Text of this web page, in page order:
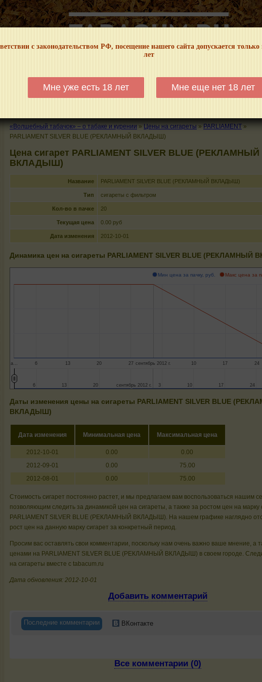
с законодательством РФ, посещение нашего сайта допускается
лет
Мне уже есть 18 лет Мне еще нет 18 лет
– ИНФОРМАЦИОННЫЙ! МЫ НЕ ЗАНИМАЕМСЯ ПРОДАЖЕЙ И РЕКЛАМОЙ
КАЛЬЯНЫ ТРУБКИ ГДЕ КУПИТЬ ГДЕ ПОКУРИТЬ КУРЕНИЕ И
«Волшебный табачок» – о табаке и курении » Цены на сигареты » PARLIAMENT »
PARLIAMENT SILVER BLUE (РЕКЛАМНЫЙ ВКЛАДЫШ)
Цена сигарет PARLIAMENT SILVER BLUE (РЕКЛАМНЫЙ
ВКЛАДЫШ)
Название PARLIAMENT SILVER BLUE (РЕКЛАМНЫЙ ВКЛАДЫШ)
Тип сигареты с фильтром
Кол-во в пачке 20
Текущая цена 0.00 руб
Дата изменения 2012-10-01
Динамика цен на сигареты PARLIAMENT SILVER BLUE
Мин цена за пачку, руб. Макс цена за
а… сентябрь 2012 г.
6 13 20 27 10 17 24
сентябрь 2012 г.
сентябрь 2012 г.
6
6 13
13 20
20 33 10
10 17
17 24
24
Даты изменения цены на сигареты PARLIAMENT SILVER BLUE
ВКЛАДЫШ)
Дата изменения Минимальная цена Максимальная цена
2012-10-01 0.00
0.00
2012-09-01
0.00
75.00
2012-08-01
0.00 75.00
Стоимость сигарет постоянно растет, и мы предлагаем вам воспользоваться нашим
позволяющим следить за динамикой цен на сигареты, а также за ростом цен на марку
PARLIAMENT SILVER BLUE (РЕКЛАМНЫЙ ВКЛАДЫШ). На нашем графике наглядно
рост цен на данную марку сигарет за конкретный период.
Просим вас оставлять свои комментарии, поскольку нам очень важно ваше мнение, а
ценами на PARLIAMENT SILVER BLUE (РЕКЛАМНЫЙ ВКЛАДЫШ) в своем городе.
на сигареты вместе с tabacum.ru
Дата обновления: 2012-10-01
Добавить комментарий
Последние комментарии ВКонтакте
Все комментарии (0)